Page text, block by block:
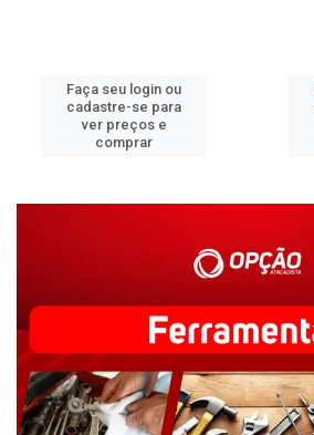
Faça seu login ou
cadastre-se para
ver preços e
comprar